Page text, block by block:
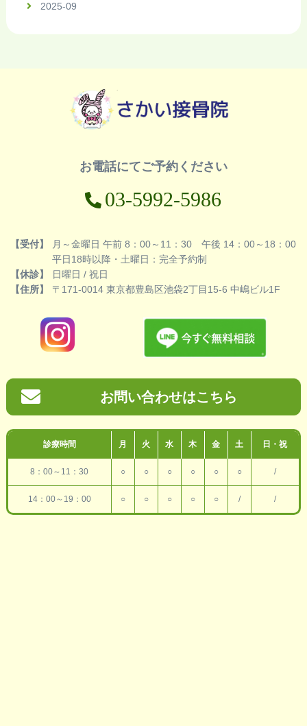
2025-09
お電話にてご予約ください
03-5992-5986
【受付】
月～金曜日 午前 8：00～11：30 午後 14：00～18：00
平日18時以降・土曜日：完全予約制
【休診】
日曜日 / 祝日
【住所】
〒171-0014 東京都豊島区池袋2丁目15-6 中嶋ビル1F
お問い合わせはこちら
診療時間 月 火 水 木 金 土 日・祝
8：00～11：30 ○ ○ ○ ○ ○ ○ /
14：00～19：00 ○ ○ ○ ○ ○ / /